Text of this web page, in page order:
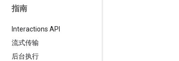
指南
Interactions API
流式传输
后台执行